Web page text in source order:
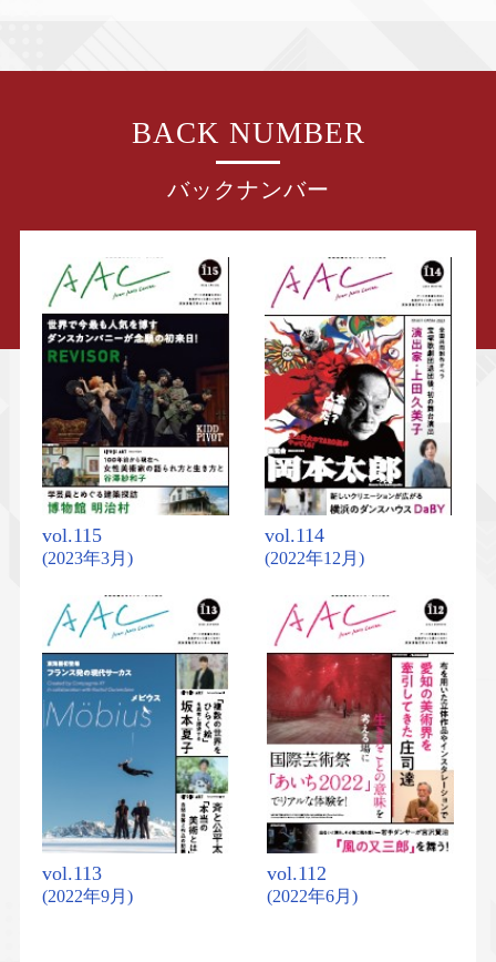
BACK NUMBER
バックナンバー
vol.115
(2023年3月)
vol.114
(2022年12月)
vol.113
(2022年9月)
vol.112
(2022年6月)